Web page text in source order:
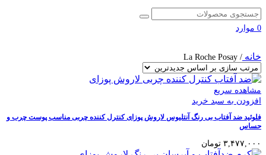
0 موارد
خانه /
La Roche Posay
مشاهده سریع
افزودن به سبد خرید
فلوئید ضد آفتاب بی رنگ آنتلیوس لاروش پوزای کنترل کننده چربی مناسب پوست چرب و
حساس
۳,۴۷۷,۰۰۰ تومان